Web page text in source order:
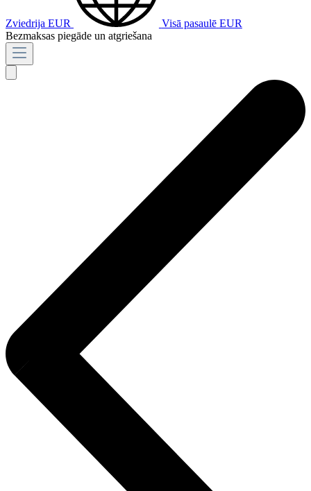
Zviedrija EUR Visā pasaulē EUR
Bezmaksas piegāde un atgriešana